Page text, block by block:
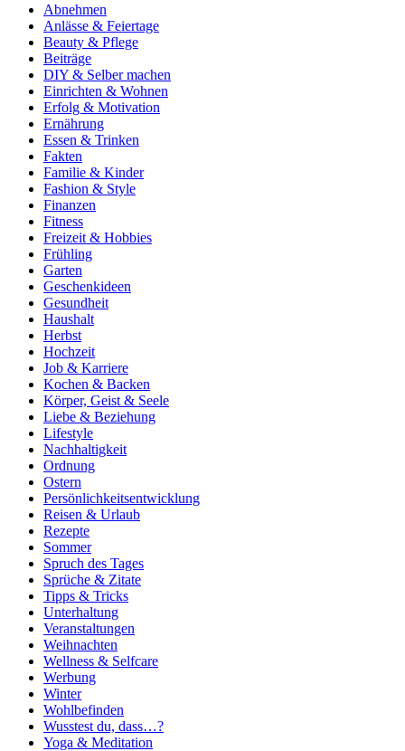
Abnehmen
Anlässe & Feiertage
Beauty & Pflege
Beiträge
DIY & Selber machen
Einrichten & Wohnen
Erfolg & Motivation
Ernährung
Essen & Trinken
Fakten
Familie & Kinder
Fashion & Style
Finanzen
Fitness
Freizeit & Hobbies
Frühling
Garten
Geschenkideen
Gesundheit
Haushalt
Herbst
Hochzeit
Job & Karriere
Kochen & Backen
Körper, Geist & Seele
Liebe & Beziehung
Lifestyle
Nachhaltigkeit
Ordnung
Ostern
Persönlichkeitsentwicklung
Reisen & Urlaub
Rezepte
Sommer
Spruch des Tages
Sprüche & Zitate
Tipps & Tricks
Unterhaltung
Veranstaltungen
Weihnachten
Wellness & Selfcare
Werbung
Winter
Wohlbefinden
Wusstest du, dass…?
Yoga & Meditation